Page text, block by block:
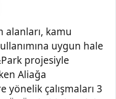
alanları, kamu
uygun hale
projesiyle
Aliağa
yönelik çalışmaları 3